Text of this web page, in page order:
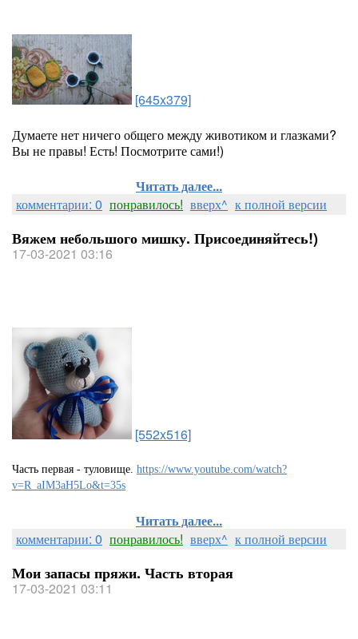
[645x379]
Думаете нет ничего общего между животиком и глазками?
Вы не правы! Есть! Посмотрите сами!)
Читать далее...
комментарии: 0 понравилось! вверх^ к полной версии
Вяжем небольшого мишку. Присоединяйтесь!)
17-03-2021 03:16
[552x516]
Часть первая - туловище. https://www.youtube.com/watch?
v=R_aIM3aH5Lo&t=35s
Читать далее...
комментарии: 0 понравилось! вверх^ к полной версии
Мои запасы пряжи. Часть вторая
17-03-2021 03:11